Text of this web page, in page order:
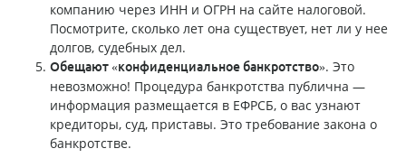
компанию через ИНН и ОГРН на сайте налоговой.
Посмотрите, сколько лет она существует, нет ли у нее
долгов, судебных дел.
Обещают «конфиденциальное банкротство». Это
невозможно! Процедура банкротства публична —
информация размещается в ЕФРСБ, о вас узнают
кредиторы, суд, приставы. Это требование закона о
банкротстве.